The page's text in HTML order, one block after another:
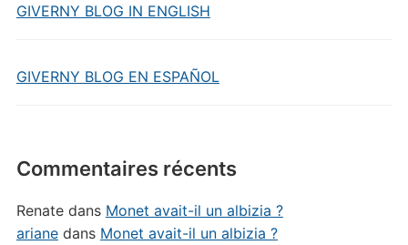
GIVERNY BLOG IN ENGLISH
GIVERNY BLOG EN ESPAÑOL
Commentaires récents
Renatedans Monet avait-il un albizia ?
arianedans Monet avait-il un albizia ?